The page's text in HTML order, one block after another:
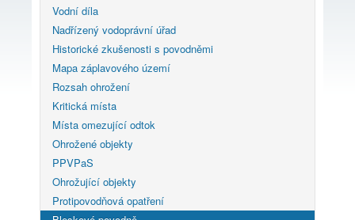
Vodní díla
Nadřízený vodoprávní úřad
Historické zkušenosti s povodněmi
Mapa záplavového území
Rozsah ohrožení
Kritická místa
Místa omezující odtok
Ohrožené objekty
PPVPaS
Ohrožující objekty
Protipovodňová opatření